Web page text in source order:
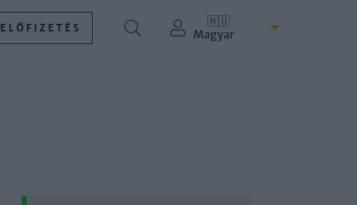
ELŐFIZETÉS
🇭🇺
Magyar